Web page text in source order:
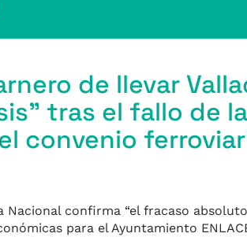
de llevar
tras el fallo de
convenio
confirma “el fracaso
para el Ayuntamiento